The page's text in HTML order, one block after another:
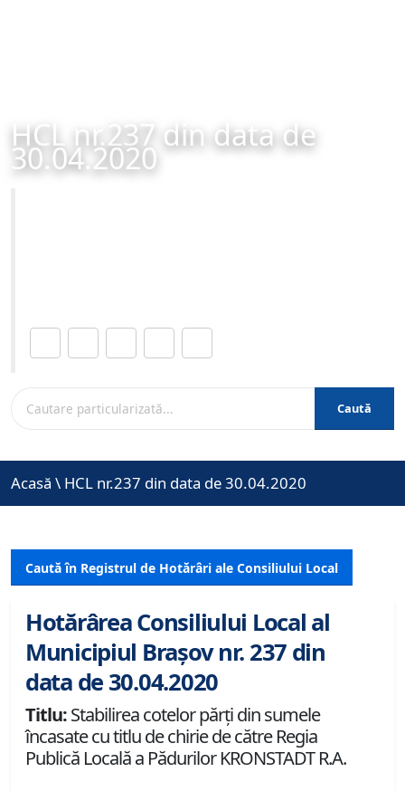
HCL nr.237 din data de
30.04.2020
Caută
Acasă \ HCL nr.237 din data de 30.04.2020
Caută în Registrul de Hotărâri ale Consiliului Local
Hotărârea Consiliului Local al
Municipiul Brașov nr. 237 din
data de 30.04.2020
Titlu:Stabilirea cotelor părți din sumele
încasate cu titlu de chirie de către Regia
Publică Locală a Pădurilor KRONSTADT R.A.